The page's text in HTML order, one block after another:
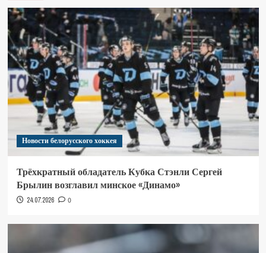
Новости белорусского хоккея
Трёхкратный обладатель Кубка Стэнли Сергей
Брылин возглавил минское «Динамо»
24.07.2026 0